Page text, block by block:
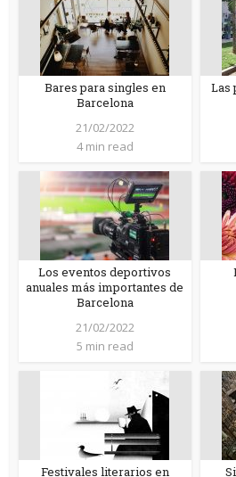
Bares para singles en
Barcelona
21/02/2022
4 min read
Las
Los eventos deportivos
anuales más importantes de
Barcelona
21/02/2022
5 min read
Festivales literarios en